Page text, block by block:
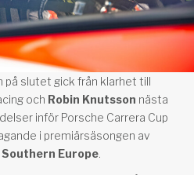
på slutet gick från klarhet till
och Robin Knutsson nästa
inför Porsche Carrera Cup
i premiärsäsongen av
Europe